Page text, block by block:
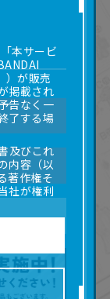
本サービ
）が販売
掲載され
告なく一
了する場
及びこれ
内容（以
著作権そ
社が権利
での画像
（複製、
出版等
とは禁止